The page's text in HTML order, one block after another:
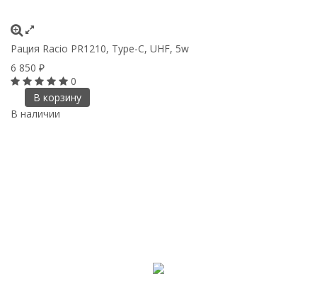
Рация Racio PR1210, Type-C, UHF, 5w
6 850 ₽
0
В корзину
В наличии